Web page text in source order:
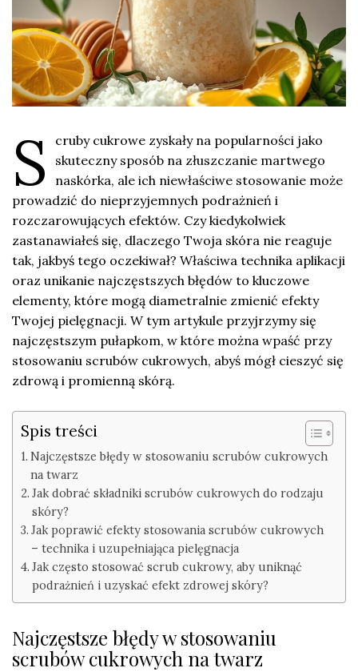
S
cruby cukrowe zyskały na popularności jako
skuteczny sposób na złuszczanie martwego
naskórka, ale ich niewłaściwe stosowanie może
prowadzić do nieprzyjemnych podrażnień i
rozczarowujących efektów. Czy kiedykolwiek
zastanawiałeś się, dlaczego Twoja skóra nie reaguje
tak, jakbyś tego oczekiwał? Właściwa technika aplikacji
oraz unikanie najczęstszych błędów to kluczowe
elementy, które mogą diametralnie zmienić efekty
Twojej pielęgnacji. W tym artykule przyjrzymy się
najczęstszym pułapkom, w które można wpaść przy
stosowaniu scrubów cukrowych, abyś mógł cieszyć się
zdrową i promienną skórą.
Spis treści
Najczęstsze błędy w stosowaniu scrubów cukrowych
na twarz
Jak dobrać składniki scrubów cukrowych do rodzaju
skóry?
Jak poprawić efekty stosowania scrubów cukrowych
– technika i uzupełniająca pielęgnacja
Jak często stosować scrub cukrowy, aby uniknąć
podrażnień i uzyskać efekt zdrowej skóry?
Najczęstsze błędy w stosowaniu
scrubów cukrowych na twarz